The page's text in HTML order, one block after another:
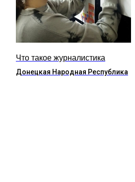
Что такое журналистика
Донецкая Народная Республика